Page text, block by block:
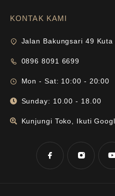
KONTAK KAMI
Jalan Bakungsari 49 Kuta
0896 8091 6699
Mon - Sat: 10:00 - 20:00
Sunday: 10.00 - 18.00
Kunjungi Toko, Ikuti